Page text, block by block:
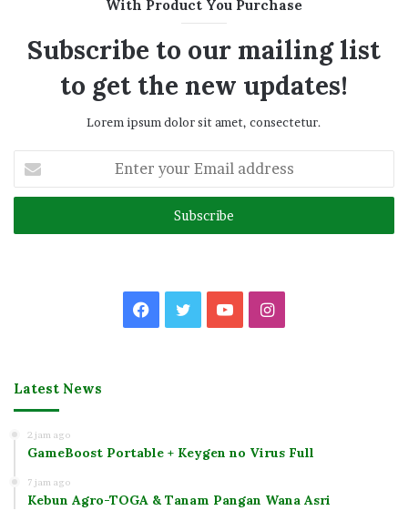
With Product You Purchase
Subscribe to our mailing list
to get the new updates!
Lorem ipsum dolor sit amet, consectetur.
your
Email
Facebook
TwitterYouTubeInstagram
Latest News
2 jam ago
GameBoost Portable + Keygen no Virus Full
7 jam ago
Kebun Agro-TOGA & Tanam Pangan Wana Asri